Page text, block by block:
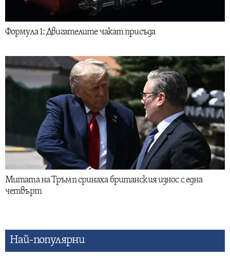
Формула 1: Двигателите чакат присъда
Митата на Тръмп сринаха британския износ с една
четвърт
Най-популярни